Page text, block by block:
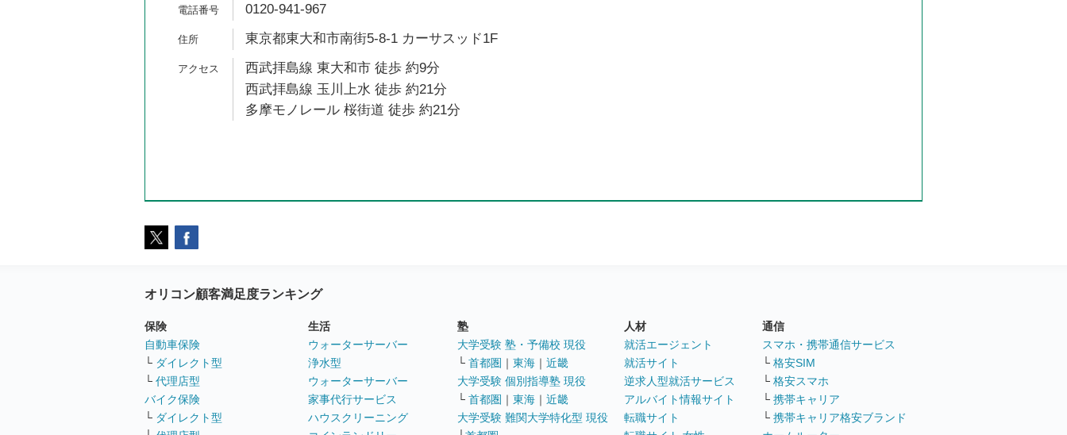
0120-941-967
東京都東大和市南街5-8-1 カーサスッド1F
西武拝島線 東大和市 徒歩 約9分
西武拝島線 玉川上水 徒歩 約21分
多摩モノレール 桜街道 徒歩 約21分
オリコン顧客満足度ランキング
保険
自動車保険
└ ダイレクト型
└ 代理店型
バイク保険
└ ダイレクト型
生活
ウォーターサーバー
浄水型
ウォーターサーバー
家事代行サービス
ハウスクリーニング
塾
大学受験 塾・予備校 現役
└ 首都圏 ｜ 東海 ｜ 近畿
大学受験 個別指導塾 現役
└ 首都圏 ｜ 東海 ｜ 近畿
大学受験 難関大学特化型 現役
人材
就活エージェント
就活サイト
逆求人型就活サービス
アルバイト情報サイト
転職サイト
通信
スマホ・携帯通信サービス
└ 格安SIM
└ 格安スマホ
└ 携帯キャリア
└ 携帯キャリア格安ブランド